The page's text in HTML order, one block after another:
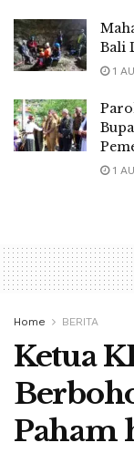
Bali
1
1
Home BERITA
Ketua
Paham